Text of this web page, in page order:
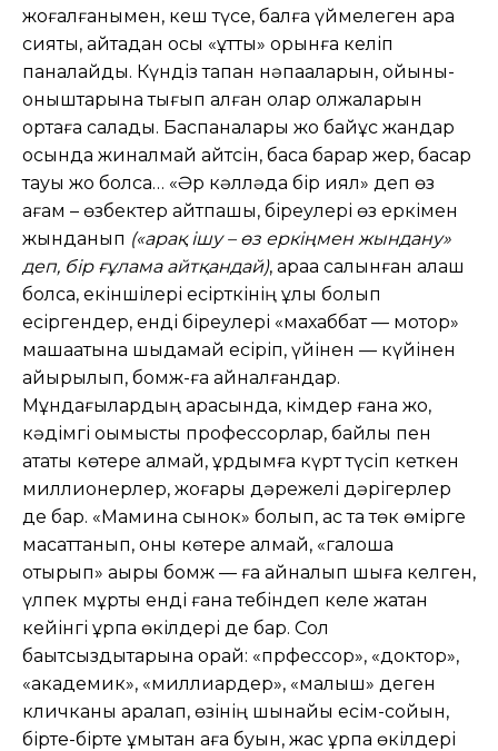
жоғалғанымен, кеш түсе, балға үймелеген ара
сияқты, қайтадан осы «құтты» орынға келіп
паналайды. Күндіз тапқан нәпақаларын, қойыны-
қоныштарына тығып алған олар олжаларын
ортаға салады. Баспаналары жоқ байқұс жандар
осында жиналмай қайтсін, басқа барар жер, басар
тауы жоқ болса… «Әр кәлләда бір қиял» деп өз
ағам – өзбектер айтпақшы, біреулері өз еркімен
жынданып («арақ ішу – өз еркіңмен жындану»
деп, бір ғұлама айтқандай), араққа салынған алқаш
болса, екіншілері есірткінің құлы болып
есіргендер, енді біреулері «махаббат — мотор»
машақатына шыдамай есіріп, үйінен — күйінен
айырылып, бомж-ға айналғандар.
Мұндағылардың арасында, кімдер ғана жоқ,
кәдімгі оқымысты профессорлар, байлық пен
атақты көтере алмай, құрдымға күрт түсіп кеткен
миллионерлер, жоғары дәрежелі дәрігерлер
де бар. «Мамина сынок» болып, ас та төк өмірге
масаттанып, оны көтере алмай, «галошқа
отырып» ақыры бомж — ға айналып шыға келген,
үлпек мұрты енді ғана тебіндеп келе жатқан
кейінгі ұрпақ өкілдері де бар. Сол
бақытсыздықтарына орай: «прфессор», «доктор»,
«академик», «миллиардер», «малыш» деген
кличканы арқалап, өзінің шынайы есім-сойын,
бірте-бірте ұмытқан аға буын, жас ұрпақ өкілдері